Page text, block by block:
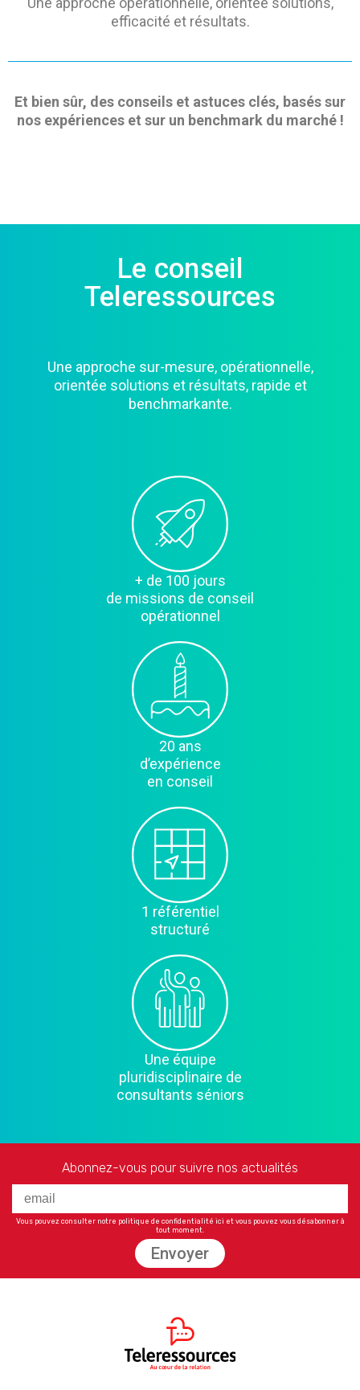
efficacité et résultats.
Et bien sûr, des conseils et astuces clés, basés sur
nos expériences et sur un benchmark du marché !
Le conseil
Teleressources
Une approche sur-mesure, opérationnelle,
orientée solutions et résultats, rapide et
benchmarkante.
+ de 100 jours
de missions de conseil
opérationnel
20 ans
d’expérience
en conseil
1 référentiel
structuré
Une équipe
pluridisciplinaire de
consultants séniors
Abonnez-vous pour suivre nos actualités
Vous pouvez consulter notre politique de confidentialité ici et vous pouvez vous désabonner à
tout moment.
Envoyer